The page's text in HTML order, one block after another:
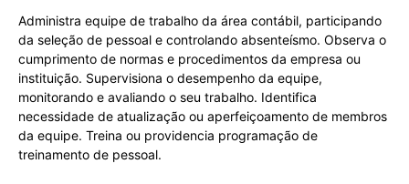
Administra equipe de trabalho da área contábil, participando
da seleção de pessoal e controlando absenteísmo. Observa o
cumprimento de normas e procedimentos da empresa ou
instituição. Supervisiona o desempenho da equipe,
monitorando e avaliando o seu trabalho. Identifica
necessidade de atualização ou aperfeiçoamento de membros
da equipe. Treina ou providencia programação de
treinamento de pessoal.